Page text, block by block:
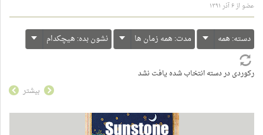
عضو از ۶ آذر ۱۳۹۱
دسته: همه مدت: همه زمان ها نشون بده: هیچکدام
رکوردی در دسته انتخاب شده یافت نشد
بیشتر